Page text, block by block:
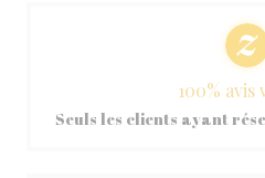
100% avis
Seuls les clients ayant